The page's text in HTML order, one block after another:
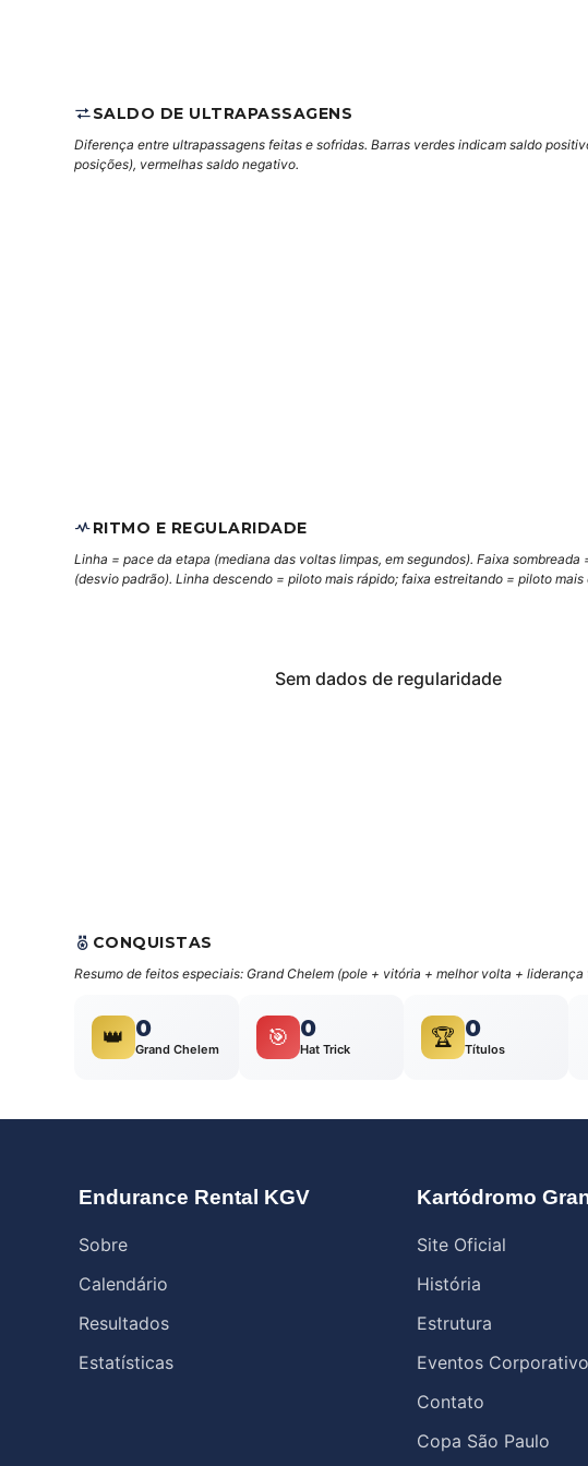
SALDO DE ULTRAPASSAGENS
Diferença entre ultrapassagens feitas e sofridas. Barras verdes indicam saldo
posições), vermelhas saldo negativo.
RITMO E REGULARIDADE
Linha = pace da etapa (mediana das voltas limpas, em segundos). Faixa sombreada
(desvio padrão). Linha descendo = piloto mais rápido; faixa estreitando = piloto mais
Sem dados de regularidade
CONQUISTAS
Resumo de feitos especiais: Grand Chelem (pole + vitória + melhor volta +
👑 0
Grand Chelem 🎯 0
Hat Trick 🏆 0
Títulos
Endurance Rental KGV
Sobre
Calendário
Resultados
Estatísticas
Kartódromo
Site Oficial
História
Estrutura
Eventos
Contato
Copa São Paulo